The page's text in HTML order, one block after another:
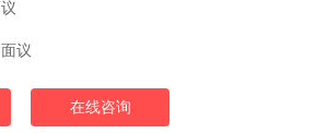
议
在线咨询